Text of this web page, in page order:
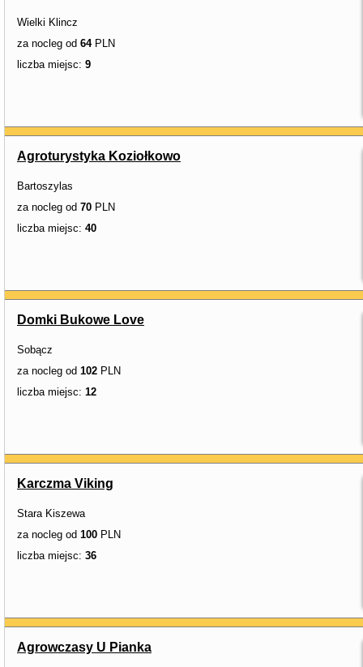
Wielki Klincz
za nocleg od 64PLN
liczba miejsc: 9
Agroturystyka Koziołkowo
Bartoszylas
za nocleg od 70 PLN
liczba miejsc: 40
Domki Bukowe Love
Sobącz
za nocleg od 102 PLN
liczba miejsc: 12
Karczma Viking
Stara Kiszewa
za nocleg od 100 PLN
liczba miejsc: 36
Agrowczasy U Pianka